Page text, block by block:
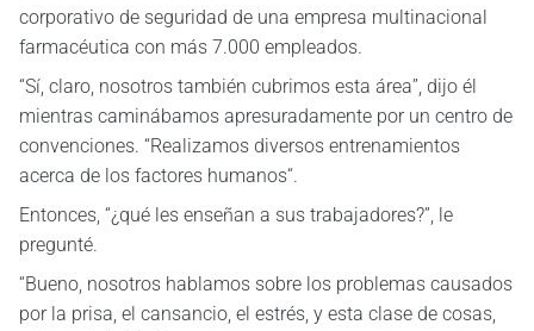
corporativo de seguridad de una empresa multinacional
farmacéutica con más 7.000 empleados.
“Sí, claro, nosotros también cubrimos esta área”, dijo él
mientras caminábamos apresuradamente por un centro de
convenciones. “Realizamos diversos entrenamientos
acerca de los factores humanos“.
Entonces, “¿qué les enseñan a sus trabajadores?”, le
pregunté.
“Bueno, nosotros hablamos sobre los problemas causados
por la prisa, el cansancio, el estrés, y esta clase de cosas,